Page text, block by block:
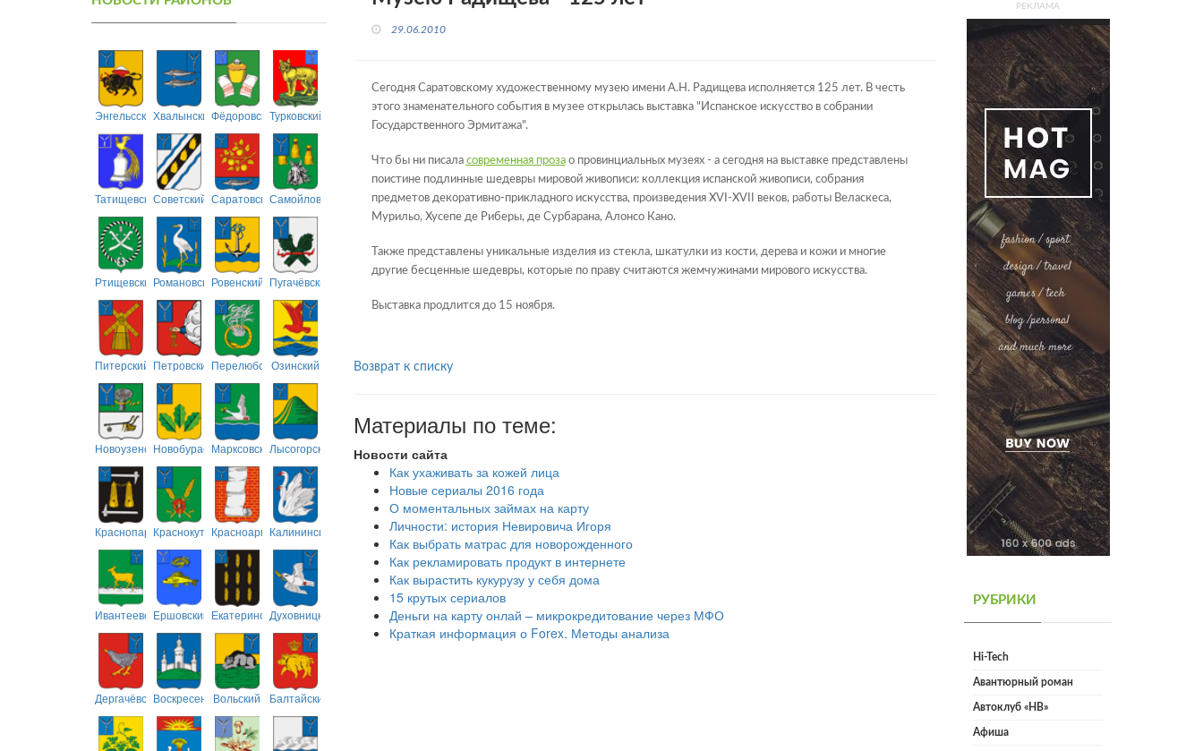
ЭнгельсскийХвалынскийФёдоровскийТурковский
ТатищевскийСоветский СаратовскийСамойловский
РтищевскийРомановскийРовенский Пугачёвский
Питерский ПетровскийПерелюбскийОзинский
НовоузенскийНовобурасскийМарксовскийЛысогорский
Краснопартизанский
КраснокутскийКрасноармейский
Калининский
ИвантеевскийЕршовский ЕкатериновскийДуховницкий
ДергачёвскийВоскресенскийВольский Балтайский
29.06.2010
Сегодня Саратовскому художественному музею имени А.Н. Радищева исполняется 125 лет. В честь
этого знаменательного события в музее открылась выставка "Испанское искусство в собрании
Государственного Эрмитажа".
Что бы ни писала современная прозао провинциальных музеях - а сегодня на выставке представлены
поистине подлинные шедевры мировой живописи: коллекция испанской живописи, собрания
предметов декоративно-прикладного искусства, произведения XVI-XVII веков, работы Веласкеса,
Мурильо, Хусепе де Риберы, де Сурбарана, Алонсо Кано.
Также представлены уникальные изделия из стекла, шкатулки из кости, дерева и кожи и многие
другие бесценные шедевры, которые по праву считаются жемчужинами мирового искусства.
Выставка продлится до 15 ноября.
Возврат к списку
Материалы по теме:
Новости сайта
Как ухаживать за кожей лица
Новые сериалы 2016 года
О моментальных займах на карту
Личности: история Невировича Игоря
Как выбрать матрас для новорожденного
Как рекламировать продукт в интернете
Как вырастить кукурузу у себя дома
15 крутых сериалов
Деньги на карту онлай – микрокредитование через МФО
Краткая информация о Forex. Методы анализа
РЕКЛАМА
РУБРИКИ
Hi-Tech
Авантюрный роман
Автоклуб «НВ»
Афиша